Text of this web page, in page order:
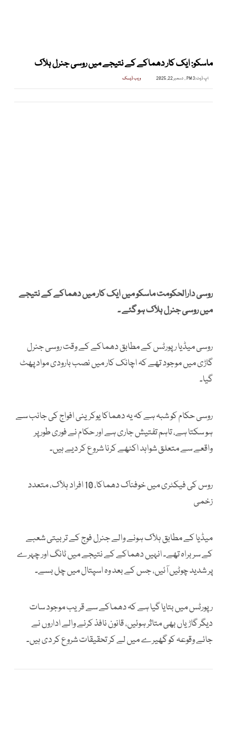
ماسکو: ایک کار دھماکے کے نتیجے میں روسی جنرل ہلاک
اپ ڈیٹ:3 PM , دسمبر 22, 2025 ویب ڈیسک
روسی دارالحکومت ماسکو میں ایک کار میں دھماکے کے نتیجے
میں روسی جنرل ہلاک ہو گئے ۔
روسی میڈیا رپورٹس کے مطابق دھماکے کے وقت روسی جنرل
گاڑی میں موجود تھے کہ اچانک کار میں نصب بارودی مواد پھٹ
گیا۔
روسی حکام کو شبہ ہے کہ یہ دھماکا یوکرینی افواج کی جانب سے
ہو سکتا ہے، تاہم تفتیش جاری ہے اور حکام نے فوری طور پر
واقعے سے متعلق شواہد اکٹھے کرنا شروع کر دیے ہیں۔
روس کی فیکٹری میں خوفناک دھماکا، 10 افراد ہلاک، متعدد
زخمی
میڈیا کے مطابق ہلاک ہونے والے جنرل فوج کے تربیتی شعبے
کے سربراہ تھے۔ انہیں دھماکے کے نتیجے میں ٹانگ اور چہرے
پر شدید چوٹیں آئیں، جس کے بعد وہ اسپتال میں چل بسے۔
رپورٹس میں بتایا گیا ہے کہ دھماکے سے قریب موجود سات
دیگر گاڑیاں بھی متاثر ہوئیں، قانون نافذ کرنے والے اداروں نے
جائے وقوعہ کو گھیرے میں لے کر تحقیقات شروع کر دی ہیں۔